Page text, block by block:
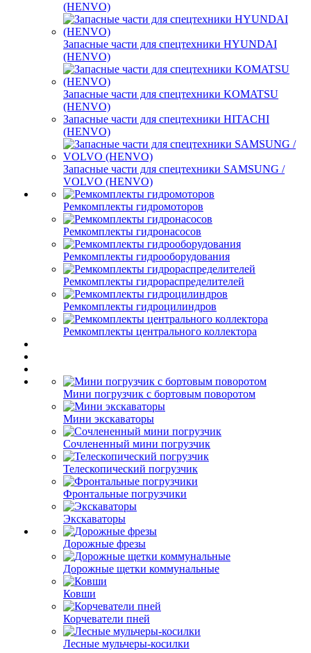
(HENVO)
Запасные части для спецтехники HYUNDAI
(HENVO)
Запасные части для спецтехники KOMATSU
(HENVO)
Запасные части для спецтехники HITACHI
(HENVO)
Запасные части для спецтехники SAMSUNG /
VOLVO (HENVO)
Ремкомплекты гидромоторов
Ремкомплекты гидронасосов
Ремкомплекты гидрооборудования
Ремкомплекты гидрораспределителей
Ремкомплекты гидроцилиндров
Ремкомплекты центрального коллектора
Мини погрузчик с бортовым поворотом
Мини экскаваторы
Сочлененный мини погрузчик
Телескопический погрузчик
Фронтальные погрузчики
Экскаваторы
Дорожные фрезы
Дорожные щетки коммунальные
Ковши
Корчеватели пней
Лесные мульчеры-косилки